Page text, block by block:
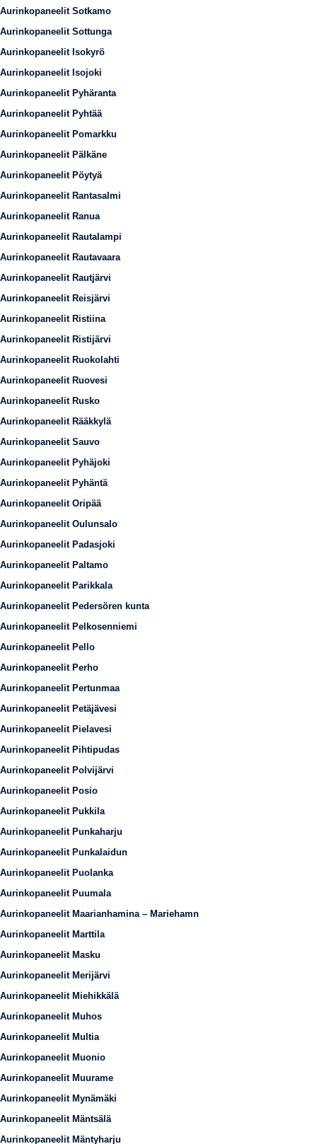
Aurinkopaneelit Sotkamo
Aurinkopaneelit Sottunga
Aurinkopaneelit Isokyrö
Aurinkopaneelit Isojoki
Aurinkopaneelit Pyhäranta
Aurinkopaneelit Pyhtää
Aurinkopaneelit Pomarkku
Aurinkopaneelit Pälkäne
Aurinkopaneelit Pöytyä
Aurinkopaneelit Rantasalmi
Aurinkopaneelit Ranua
Aurinkopaneelit Rautalampi
Aurinkopaneelit Rautavaara
Aurinkopaneelit Rautjärvi
Aurinkopaneelit Reisjärvi
Aurinkopaneelit Ristiina
Aurinkopaneelit Ristijärvi
Aurinkopaneelit Ruokolahti
Aurinkopaneelit Ruovesi
Aurinkopaneelit Rusko
Aurinkopaneelit Rääkkylä
Aurinkopaneelit Sauvo
Aurinkopaneelit Pyhäjoki
Aurinkopaneelit Pyhäntä
Aurinkopaneelit Oripää
Aurinkopaneelit Oulunsalo
Aurinkopaneelit Padasjoki
Aurinkopaneelit Paltamo
Aurinkopaneelit Parikkala
Aurinkopaneelit Pedersören kunta
Aurinkopaneelit Pelkosenniemi
Aurinkopaneelit Pello
Aurinkopaneelit Perho
Aurinkopaneelit Pertunmaa
Aurinkopaneelit Petäjävesi
Aurinkopaneelit Pielavesi
Aurinkopaneelit Pihtipudas
Aurinkopaneelit Polvijärvi
Aurinkopaneelit Posio
Aurinkopaneelit Pukkila
Aurinkopaneelit Punkaharju
Aurinkopaneelit Punkalaidun
Aurinkopaneelit Puolanka
Aurinkopaneelit Puumala
Aurinkopaneelit Maarianhamina – Mariehamn
Aurinkopaneelit Marttila
Aurinkopaneelit Masku
Aurinkopaneelit Merijärvi
Aurinkopaneelit Miehikkälä
Aurinkopaneelit Muhos
Aurinkopaneelit Multia
Aurinkopaneelit Muonio
Aurinkopaneelit Muurame
Aurinkopaneelit Mynämäki
Aurinkopaneelit Mäntsälä
Aurinkopaneelit Mäntyharju